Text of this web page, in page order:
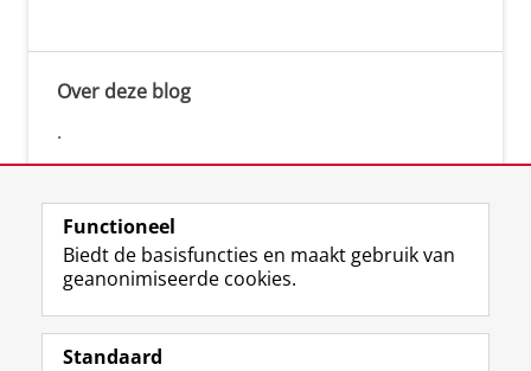
Over deze blog
.
Volg de RUG
F
a
L
i
R
S
I
n
Y
o
Functioneel
Biedt de basisfuncties en maakt gebruik van
geanonimiseerde cookies.
Standaard